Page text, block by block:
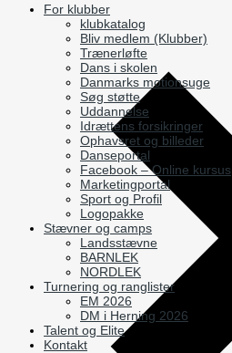
For klubber
klubkatalog
Bliv medlem (Klubber)
Trænerløfte
Dans i skolen
Danmarks motionsuge
Søg støtte
Uddannelse
Idrættens forsikringer
Ophavsret og billeder
Danseportal
Facebook – Online kursus
Marketingportal
Sport og Profil
Logopakke
Stævner og camps
Landsstævne
BARNLEK
NORDLEK
Turnering og ranglister
EM 2026
DM i Herning 2026
Talent og Elite
Kontakt